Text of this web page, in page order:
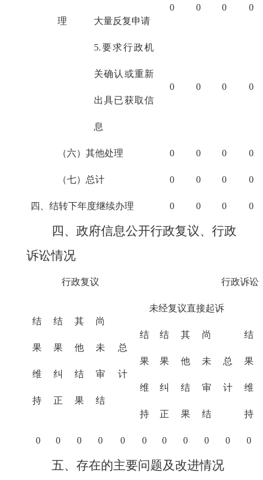
理 大量反复申请
0 0 0 0
5.要求行政机
关确认或重新
出具已获取信
息
0 0 0 0
（六）其他处理 0 0 0 0
（七）总计 0 0 0 0
四、结转下年度继续办理 0 0 0 0
四、政府信息公开行政复议、行政
诉讼情况
行政复议 行政诉讼
结
果
维
持
结
果
纠
正
其
他
结
果
尚
未
审
结
总
计
未经复议直接起诉
结
果
维
持
结
果
纠
正
其
他
结
果
尚
未
审
结
总
计
结
果
维
持
0 0 0 0 0 0 0 0 0 0 0
五、存在的主要问题及改进情况